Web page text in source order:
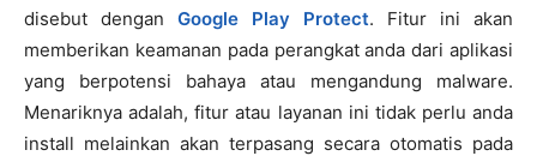
disebut dengan Google Play Protect. Fitur ini akan
memberikan keamanan pada perangkat anda dari aplikasi
yang berpotensi bahaya atau mengandung malware.
Menariknya adalah, fitur atau layanan ini tidak perlu anda
install melainkan akan terpasang secara otomatis pada